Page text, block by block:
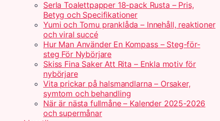
Serla Toalettpapper 18-pack Rusta – Pris,
Betyg och Specifikationer
Yumi och Tomu pranklåda – Innehåll, reaktioner
och viral succé
Hur Man Använder En Kompass – Steg-för-
steg För Nybörjare
Skiss Fina Saker Att Rita – Enkla motiv för
nybörjare
Vita prickar på halsmandlarna – Orsaker,
symtom och behandling
När är nästa fullmåne – Kalender 2025-2026
och supermånar